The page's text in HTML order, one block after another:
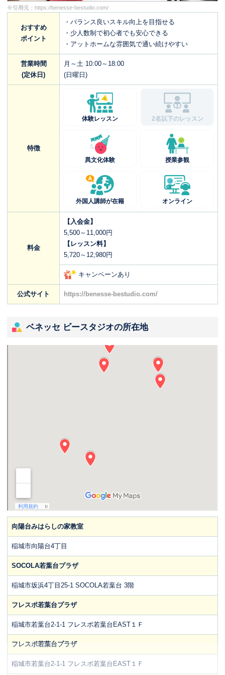
※引用元： https://benesse-bestudio.com/
おすすめ
ポイント
・バランス良いスキル向上を目指せる
・少人数制で初心者でも安心できる
・アットホームな雰囲気で通い続けやすい
営業時間
(定休日)
月～土 10:00～18:00
(日曜日)
特徴
体験レッスン 2名以下のレッスン
異文化体験 授業参観
外国人講師が在籍 オンライン
料金
【入会金】
5,500～11,000円
【レッスン料】
5,720～12,980円
キャンペーンあり
公式サイト https://benesse-bestudio.com/
ベネッセ ビースタジオの所在地
向陽台みはらしの家教室
稲城市向陽台4丁目
SOCOLA若葉台プラザ
稲城市坂浜4丁目25-1 SOCOLA若葉台 3階
フレスポ若葉台プラザ
稲城市若葉台2-1-1 フレスポ若葉台EAST１Ｆ
フレスポ若葉台プラザ
稲城市若葉台2-1-1 フレスポ若葉台EAST１Ｆ